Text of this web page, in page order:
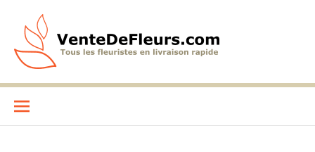
contenu
VenteDeFleurs.com